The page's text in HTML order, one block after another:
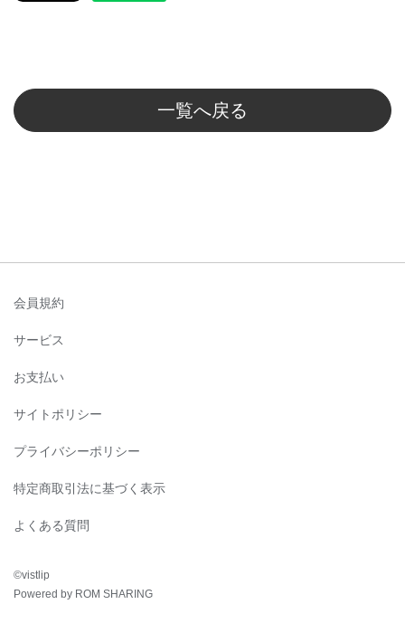
一覧へ戻る
会員規約
サービス
お支払い
サイトポリシー
プライバシーポリシー
特定商取引法に基づく表示
よくある質問
©︎vistlip
Powered by ROM SHARING